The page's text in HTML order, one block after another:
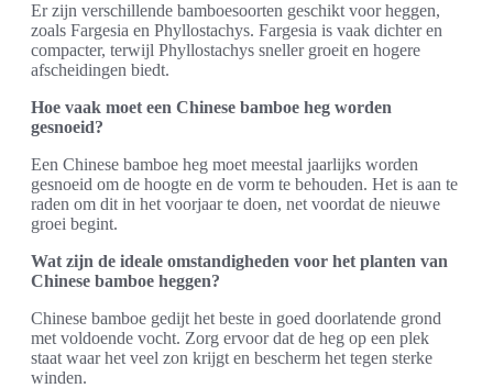
Er zijn verschillende bamboesoorten geschikt voor heggen,
zoals Fargesia en Phyllostachys. Fargesia is vaak dichter en
compacter, terwijl Phyllostachys sneller groeit en hogere
afscheidingen biedt.
Hoe vaak moet een Chinese bamboe heg worden
gesnoeid?
Een Chinese bamboe heg moet meestal jaarlijks worden
gesnoeid om de hoogte en de vorm te behouden. Het is aan te
raden om dit in het voorjaar te doen, net voordat de nieuwe
groei begint.
Wat zijn de ideale omstandigheden voor het planten van
Chinese bamboe heggen?
Chinese bamboe gedijt het beste in goed doorlatende grond
met voldoende vocht. Zorg ervoor dat de heg op een plek
staat waar het veel zon krijgt en bescherm het tegen sterke
winden.